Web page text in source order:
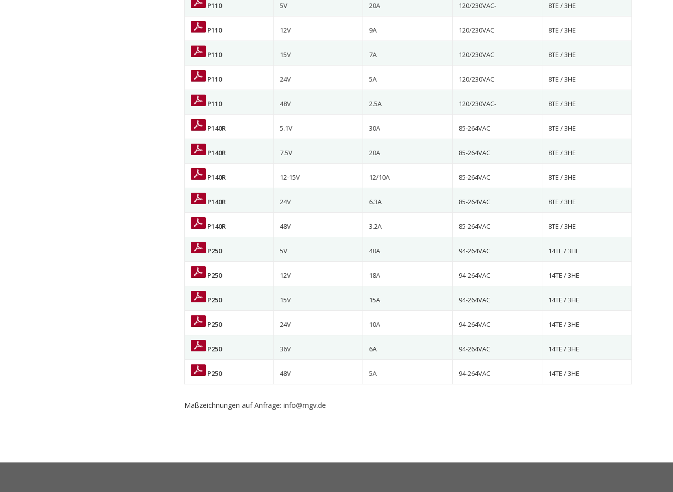
P110 5V 20A 120/230VAC- 8TE / 3HE
P110 12V 9A 120/230VAC 8TE / 3HE
P110 15V 7A 120/230VAC 8TE / 3HE
P110 24V 5A 120/230VAC 8TE / 3HE
P110 48V 2.5A 120/230VAC- 8TE / 3HE
P140R 5.1V 30A 85-264VAC 8TE / 3HE
P140R 7.5V 20A 85-264VAC 8TE / 3HE
P140R 12-15V 12/10A 85-264VAC 8TE / 3HE
P140R 24V 6.3A 85-264VAC 8TE / 3HE
P140R 48V 3.2A 85-264VAC 8TE / 3HE
P250 5V 40A 94-264VAC 14TE / 3HE
P250 12V 18A 94-264VAC 14TE / 3HE
P250 15V 15A 94-264VAC 14TE / 3HE
P250 24V 10A 94-264VAC 14TE / 3HE
P250 36V 6A 94-264VAC 14TE / 3HE
P250 48V 5A 94-264VAC 14TE / 3HE
Maßzeichnungen auf Anfrage: info@mgv.de